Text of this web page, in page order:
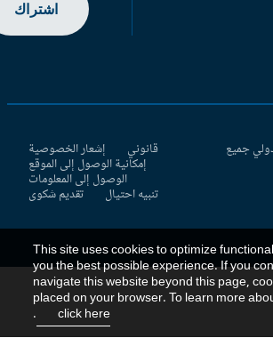
اشتراك
جميع قانوني إشعار الخصوصية
إمكانية الوصول إلى الموقع
الوصول إلى المعلومات
تنبيه احتيال تقديم شكوى
This site uses cookies to optimize
you the best possible experience. If you
navigate this website beyond this page,
placed on your browser. To learn more
click here